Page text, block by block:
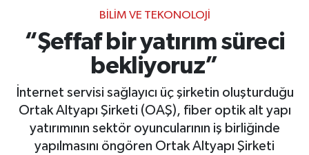
BILIM VE TEKONOLOJI
“Şeffaf bir yatırım süreci
bekliyoruz”
İnternet servisi sağlayıcı üç şirketin oluşturduğu
Ortak Altyapı Şirketi (OAŞ), fiber optik alt yapı
yatırımının sektör oyuncularının iş birliğinde
yapılmasını öngören Ortak Altyapı Şirketi
Tüm Manşetler
Son Dakika Haberleri